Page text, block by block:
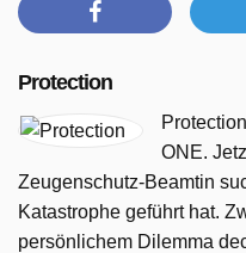
Protection
ONE.
Zeugenschutz‑Beamtin
Katastrophe geführt hat.
persönlichem Dilemma